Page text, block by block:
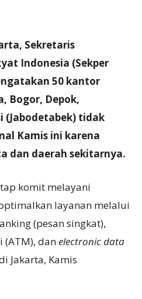
Sekretaris
Indonesia (Sekper
50 kantor
Bogor, Depok,
(Jabodetabek) tidak
Kamis ini karena
dan daerah sekitarnya.
komit melayani
layanan melalui
(pesan singkat),
danelectronic data
Jakarta, Kamis